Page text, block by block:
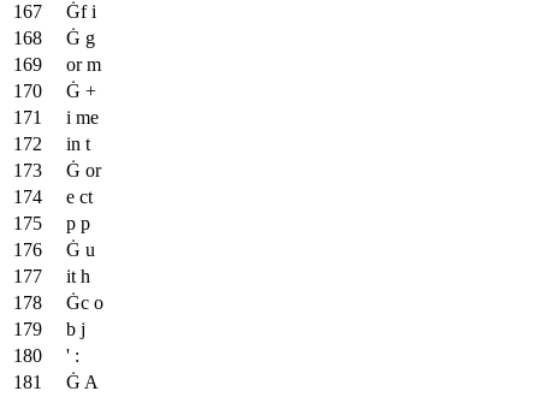
Ġf i
Ġ g
or m
Ġ +
i me
in t
Ġ or
e ct
p p
Ġ u
it h
Ġc o
b j
' :
Ġ A